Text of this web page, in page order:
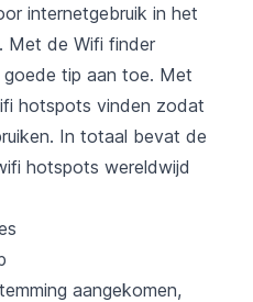
internetgebruik in het
Met de Wifi finder
tip aan toe. Met
hotspots vinden zodat
In totaal bevat de
hotspots wereldwijd
aangekomen,